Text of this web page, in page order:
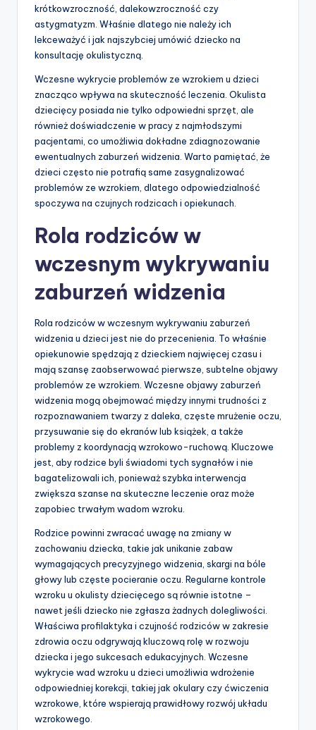
krótkowzroczność, dalekowzroczność czy
astygmatyzm. Właśnie dlatego nie należy ich
lekceważyć i jak najszybciej umówić dziecko na
konsultację okulistyczną.
Wczesne wykrycie problemów ze wzrokiem u dzieci
znacząco wpływa na skuteczność leczenia. Okulista
dziecięcy posiada nie tylko odpowiedni sprzęt, ale
również doświadczenie w pracy z najmłodszymi
pacjentami, co umożliwia dokładne zdiagnozowanie
ewentualnych zaburzeń widzenia. Warto pamiętać, że
dzieci często nie potrafią same zasygnalizować
problemów ze wzrokiem, dlatego odpowiedzialność
spoczywa na czujnych rodzicach i opiekunach.
Rola rodziców w
wczesnym wykrywaniu
zaburzeń widzenia
Rola rodziców w wczesnym wykrywaniu zaburzeń
widzenia u dzieci jest nie do przecenienia. To właśnie
opiekunowie spędzają z dzieckiem najwięcej czasu i
mają szansę zaobserwować pierwsze, subtelne objawy
problemów ze wzrokiem. Wczesne objawy zaburzeń
widzenia mogą obejmować między innymi trudności z
rozpoznawaniem twarzy z daleka, częste mrużenie oczu,
przysuwanie się do ekranów lub książek, a także
problemy z koordynacją wzrokowo-ruchową. Kluczowe
jest, aby rodzice byli świadomi tych sygnałów i nie
bagatelizowali ich, ponieważ szybka interwencja
zwiększa szanse na skuteczne leczenie oraz może
zapobiec trwałym wadom wzroku.
Rodzice powinni zwracać uwagę na zmiany w
zachowaniu dziecka, takie jak unikanie zabaw
wymagających precyzyjnego widzenia, skargi na bóle
głowy lub częste pocieranie oczu. Regularne kontrole
wzroku u okulisty dziecięcego są równie istotne –
nawet jeśli dziecko nie zgłasza żadnych dolegliwości.
Właściwa profilaktyka i czujność rodziców w zakresie
zdrowia oczu odgrywają kluczową rolę w rozwoju
dziecka i jego sukcesach edukacyjnych. Wczesne
wykrycie wad wzroku u dzieci umożliwia wdrożenie
odpowiedniej korekcji, takiej jak okulary czy ćwiczenia
wzrokowe, które wspierają prawidłowy rozwój układu
wzrokowego.